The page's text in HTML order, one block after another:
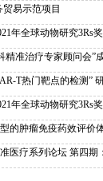
易示范项目
年全球动物研究3Rs
精准治疗专家顾问会”
T热门靶点的检测”
年全球动物研究3Rs
的肿瘤免疫药效评价
准医疗系列论坛 第四